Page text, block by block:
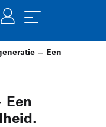
– Een
Een